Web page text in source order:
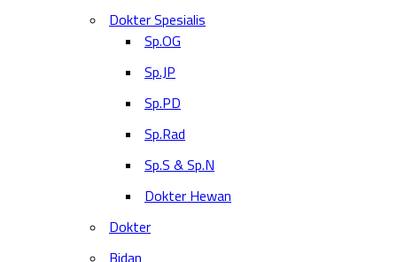
Dokter Spesialis
Sp.OG
Sp.JP
Sp.PD
Sp.Rad
Sp.S & Sp.N
Dokter Hewan
Dokter
Bidan